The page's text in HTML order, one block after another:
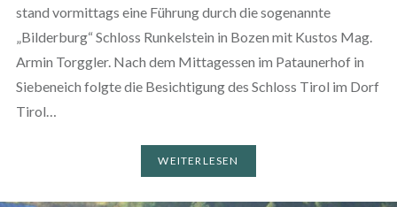
stand vormittags eine Führung durch die sogenannte
„Bilderburg“ Schloss Runkelstein in Bozen mit Kustos Mag.
Armin Torggler. Nach dem Mittagessen im Pataunerhof in
Siebeneich folgte die Besichtigung des Schloss Tirol im Dorf
Tirol…
WEITERLESEN